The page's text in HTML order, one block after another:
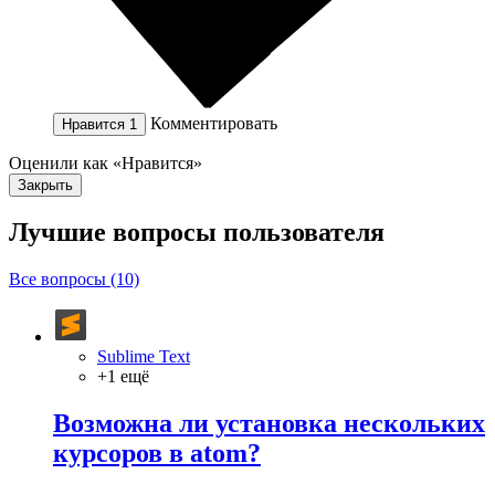
Нравится 1 Комментировать
Оценили как «Нравится»
Закрыть
Лучшие вопросы пользователя
Все вопросы (10)
Sublime Text
+1 ещё
Возможна ли установка нескольких
курсоров в atom?